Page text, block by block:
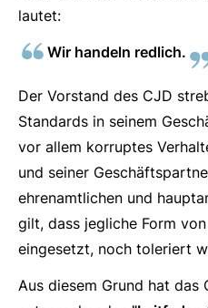
lautet:
Wir handeln redlich.
Der Vorstand des CJD
Standards in seinem
vor allem korruptes
und seiner
ehrenamtlichen und
gilt, dass jegliche Form
eingesetzt, noch toleriert
Aus diesem Grund hat das